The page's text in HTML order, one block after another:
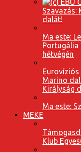
Szavazás:
dalát!
Ma este:
hétvégén
Eurovíziós
Marino
Királyság
Ma este:
MEKE
Klub